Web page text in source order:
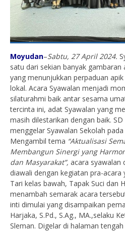
Moyudan–Sabtu, 27 April 2024.
satu dari sekian banyak gambaran
yang menunjukkan perpaduan
lokal. Acara Syawalan menjadi
silaturahmi baik antar sesama
tercinta ini, adat Syawalan yang
masih dilestarikan dengan baik.
menggelar Syawalan Sekolah
Mengambil tema “Aktualisasi
Membangun Sinergi yang
dan Masyarakat”, acara syawalan
diawali dengan kegiatan pra-
Tari kelas bawah, Tapak Suci dan
menambah semarak acara
inti dimulai yang disampaikan
Harjaka, S.Pd., S.Ag., MA.,selaku
Sleman. Digelar di halaman